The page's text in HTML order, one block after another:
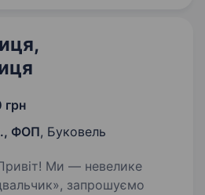
грн
ФОП, Буковель
запрошуємо